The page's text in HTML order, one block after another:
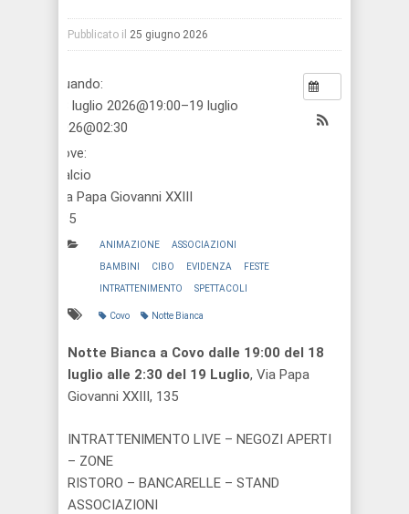
Pubblicato il 25 giugno 2026
Quando:
18 luglio 2026@19:00–19 luglio
2026@02:30
Dove:
Calcio
Via Papa Giovanni XXIII
135
ANIMAZIONE ASSOCIAZIONI
BAMBINI CIBO EVIDENZA FESTE
INTRATTENIMENTO SPETTACOLI
Covo Notte Bianca
Notte Bianca a Covo dalle 19:00 del 18
luglio alle 2:30 del 19 Luglio, Via Papa
Giovanni XXIII, 135
INTRATTENIMENTO LIVE – NEGOZI APERTI
– ZONE
RISTORO – BANCARELLE – STAND
ASSOCIAZIONI